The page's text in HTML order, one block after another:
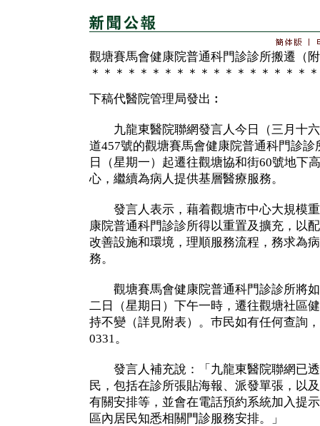
觀塘賽馬會健康院普通科門診診所搬遷（
＊＊＊＊＊＊＊＊＊＊＊＊＊＊＊＊＊＊
下稿代醫院管理局發出︰
九龍東醫院聯網發言人今日（三月十六
道457號的觀塘賽馬會健康院普通科門診
日（星期一）起遷往觀塘協和街60號地下
心，繼續為病人提供基層醫療服務。
發言人表示，藉着觀塘市中心大規模重
康院普通科門診診所得以重置及擴充，以
改善設施和環境，理順服務流程，務求為
務。
觀塘賽馬會健康院普通科門診診所將如
二日（星期日）下午一時，遷往觀塘社區
持不變（詳見附表）。巿民如有任何查詢
0331。
發言人補充說：「九龍東醫院聯網已透
民，包括在診所張貼海報、派發單張，以
有關安排等，並會在電話預約系統加入提
區內居民知悉相關門診服務安排。」